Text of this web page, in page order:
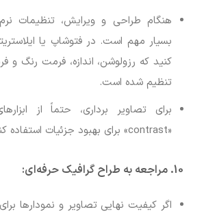
هنگام طراحی و ویرایش، تنظیمات
بسیار مهم است. در فتوشاپ یا
کنید که رزولوشن، اندازه، فرمت رنگ و
تنظیم شده است.
«contrast» برای بهبود جزئیات استفاده کنید.
10. مراجعه به طراح گرافیک حرفه‌ای:
اگر کیفیت نهایی تصاویر و نمودارها